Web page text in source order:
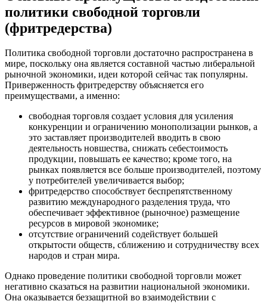
политики свободной торговли
(фритредерства)
Политика свободной торговли достаточно распространена в
мире, поскольку она является составной частью либеральной
рыночной экономики, идеи которой сейчас так популярны.
Приверженность фритредерству объясняется его
преимуществами, а именно:
свободная торговля создает условия для усиления
конкуренции и ограничению монополизации рынков, а
это заставляет производителей вводить в свою
деятельность новшества, снижать себестоимость
продукции, повышать ее качество; кроме того, на
рынках появляется все больше производителей, поэтому
у потребителей увеличивается выбор;
фритредерство способствует беспрепятственному
развитию международного разделения труда, что
обеспечивает эффективное (рыночное) размещение
ресурсов в мировой экономике;
отсутствие ограничений содействует большей
открытости обществ, сближению и сотрудничеству всех
народов и стран мира.
Однако проведение политики свободной торговли может
негативно сказаться на развитии национальной экономики.
Она оказывается беззащитной во взаимодействии с